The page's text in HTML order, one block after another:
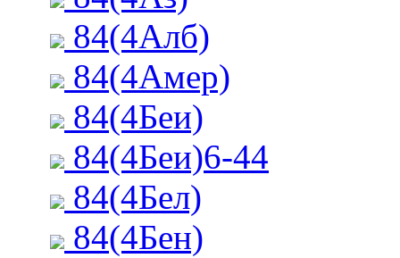
84(4Алб)
84(4Амер)
84(4Беи)
84(4Беи)6-44
84(4Бел)
84(4Бен)